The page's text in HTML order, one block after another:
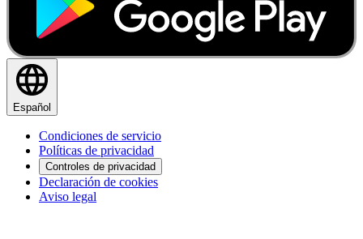
Español
Condiciones de servicio
Políticas de privacidad
Controles de privacidad
Declaración de cookies
Aviso legal